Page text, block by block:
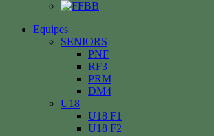
Equipes
SENIORS
PNF
RF3
PRM
DM4
U18
U18 F1
U18 F2